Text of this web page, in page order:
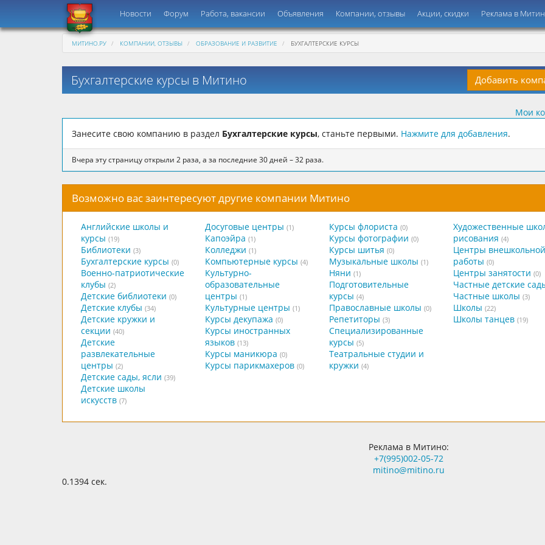
Новости Форум Работа, вакансии Объявления Компании, отзывы Акции, скидки Реклама в
МИТИНО.РУ КОМПАНИИ, ОТЗЫВЫ ОБРАЗОВАНИЕ И РАЗВИТИЕ БУХГАЛТЕРСКИЕ КУРСЫ
Бухгалтерские курсы в Митино Добавить
Мои
Занесите свою компанию в раздел Бухгалтерские курсы, станьте первыми. Нажмите для добавления.
Вчера эту страницу открыли 2 раза, а за последние 30 дней – 32 раза.
Возможно вас заинтересуют другие компании Митино
Английские школы и
курсы (19)
Библиотеки (3)
Бухгалтерские курсы (0)
Военно-патриотические
клубы (2)
Детские библиотеки (0)
Детские клубы (34)
Детские кружки и
секции (40)
Детские
развлекательные
центры (2)
Детские сады, ясли (39)
Детские школы
искусств (7)
Досуговые центры (1)
Капоэйра (1)
Колледжи (1)
Компьютерные курсы (4)
Культурно-
образовательные
центры (1)
Культурные центры (1)
Курсы декупажа (0)
Курсы иностранных
языков (13)
Курсы маникюра (0)
Курсы парикмахеров (0)
Курсы флориста (0)
Курсы фотографии (0)
Курсы шитья (0)
Музыкальные школы (1)
Няни (1)
Подготовительные
курсы (4)
Православные школы (0)
Репетиторы (3)
Специализированные
курсы (5)
Театральные студии и
кружки (4)
Художественные
рисования (4)
Центры внешкольной
работы (0)
Центры занятости (0)
Частные детские
Частные школы (3)
Школы (22)
Школы танцев (19)
Реклама в Митино:
+7(995)002-05-72
mitino@mitino.ru
0.1394 сек.